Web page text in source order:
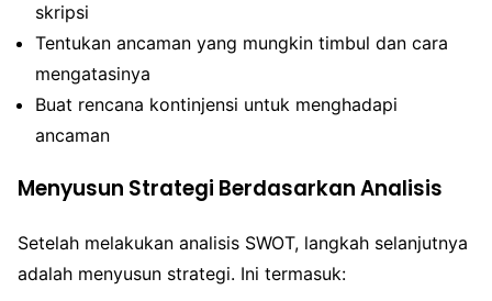
skripsi
Tentukan ancaman yang mungkin timbul dan cara
mengatasinya
Buat rencana kontinjensi untuk menghadapi
ancaman
Menyusun Strategi Berdasarkan Analisis
Setelah melakukan analisis SWOT, langkah selanjutnya
adalah menyusun strategi. Ini termasuk: